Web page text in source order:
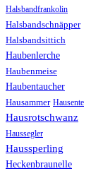
Halsbandfrankolin
Halsbandschnäpper
Halsbandsittich
Haubenlerche
Haubenmeise
Haubentaucher
Hausammer Hausente
Hausrotschwanz
Haussegler
Haussperling
Heckenbraunelle